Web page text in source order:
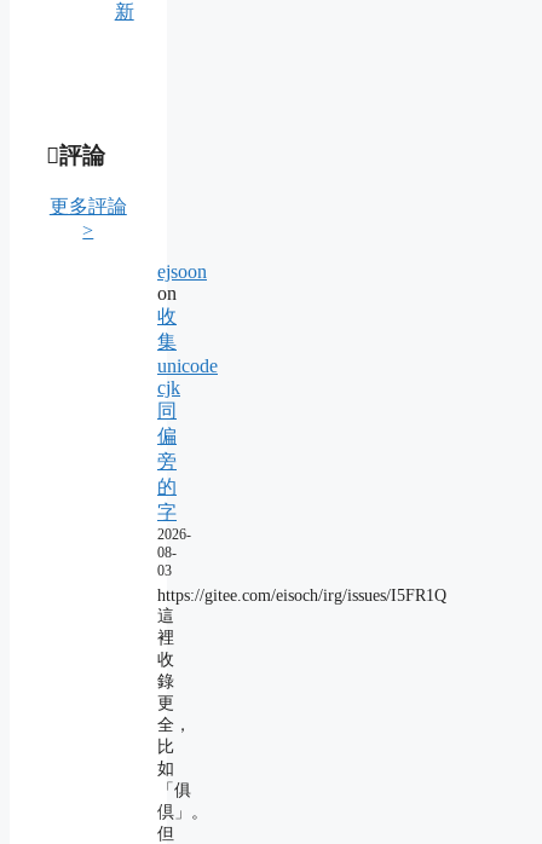
新
評論
更多評論
>
ejsoon
on
收
集
unicode
cjk
同
偏
旁
的
字
2026-
08-
03
https://gitee.com/eisoch/irg/issues/I5FR1Q
這
裡
收
錄
更
全，
比
如
「俱
倶」。
但